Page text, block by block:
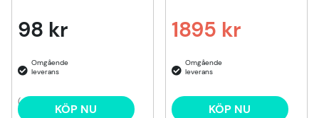
98 kr
(4) KÖP NU
1895 kr
Ordinarie pris:
KÖP NU